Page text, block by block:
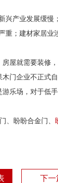
新兴产业发展缓
；建材家居
房屋就需要装修
门企业不正式
乐场，对于低
、盼盼合金门、
下一